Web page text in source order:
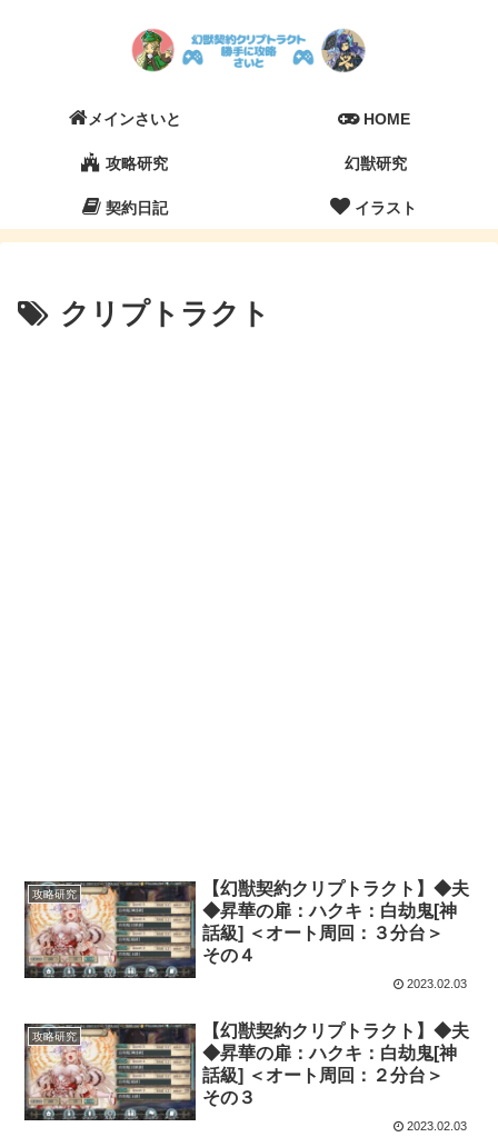
メインさいと HOME
攻略研究 幻獣研究
契約日記 イラスト
クリプトラクト
攻略研究
【幻獣契約クリプトラクト】◆夫
◆昇華の扉：ハクキ：白劫鬼[神
話級] ＜オート周回：３分台＞
その４
2023.02.03
攻略研究
【幻獣契約クリプトラクト】◆夫
◆昇華の扉：ハクキ：白劫鬼[神
話級] ＜オート周回：２分台＞
その３
2023.02.03